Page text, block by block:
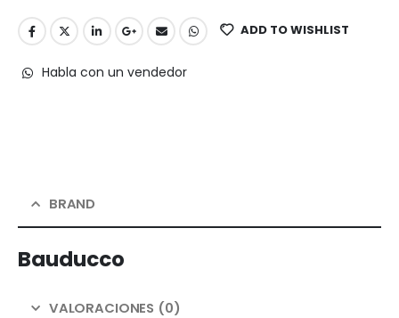
ADD TO WISHLIST
Habla con un vendedor
BRAND
Bauducco
VALORACIONES (0)